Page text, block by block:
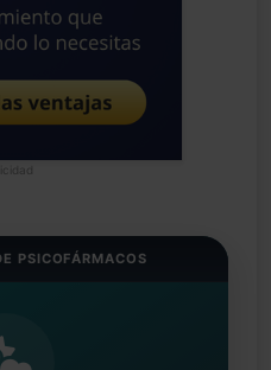
PSICOFÁRMACOS